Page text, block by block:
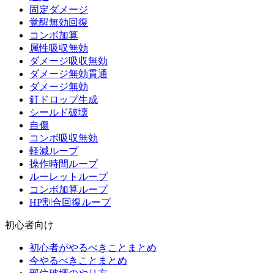
固定ダメージ
覚醒無効回復
コンボ加算
属性吸収無効
ダメージ吸収無効
ダメージ無効貫通
ダメージ無効
釘ドロップ生成
シールド破壊
自傷
コンボ吸収無効
軽減ループ
操作時間ループ
ルーレットループ
コンボ加算ループ
HP割合回復ループ
初心者向け
初心者がやるべきことまとめ
今やるべきことまとめ